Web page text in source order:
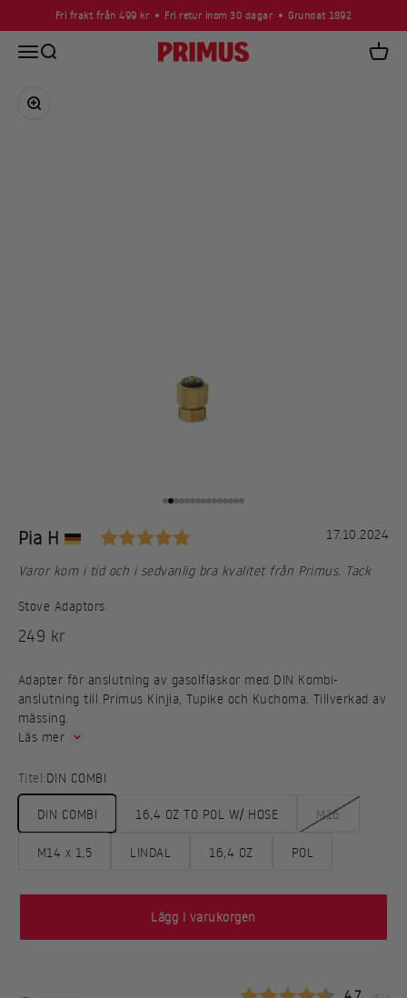
Hoppa till innehållet
Fri frakt från 499 kr Fri retur inom 30 dagar Grundat 1892
Öppna navigeringsmenyn
Öppna sök Primus
Zooma
Rekommendation
Författare:
Pia H 5.0 utav 5 stjärnorDatum:
17.10.2024
Text:
Varor kom i tid och i sedvanlig bra kvalitet från Primus. Tack
Stove Adaptors
REA-pris
249 kr
Adapter för anslutning av gasolflaskor med DIN Kombi-
anslutning till Primus Kinjia, Tupike och Kuchoma. Tillverkad av
mässing.
Läs mer
Titel:DIN COMBI
DIN COMBI 16,4 OZ TO POL W/ HOSE M16
M14 x 1,5 LINDAL 16,4 OZ POL
Lägg i varukorgen